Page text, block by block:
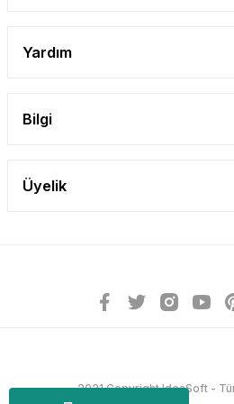
Yardım
Bilgi
Üyelik
2021 Copyright IdeaSoft -